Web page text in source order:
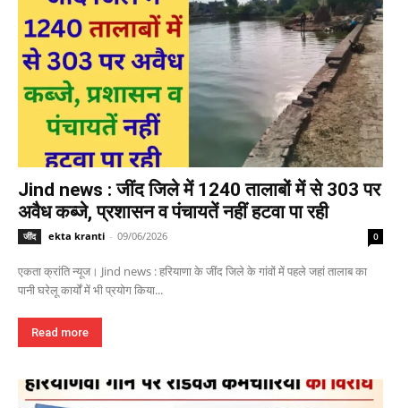
Jind news : जींद जिले में 1240 तालाबों में से 303 पर
अवैध कब्जे, प्रशासन व पंचायतें नहीं हटवा पा रही
जींद ekta kranti - 09/06/2026 0
एकता क्रांति न्यूज। Jind news : हरियाणा के जींद जिले के गांवों में पहले जहां तालाब का
पानी घरेलू कार्यों में भी प्रयोग किया...
Read more